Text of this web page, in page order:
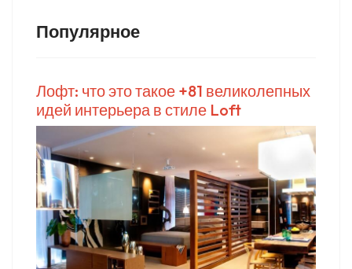
Популярное
Лофт: что это такое +81 великолепных
идей интерьера в стиле Loft